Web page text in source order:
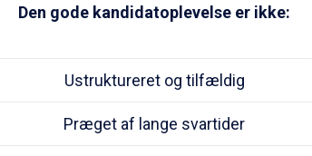
Den gode kandidatoplevelse er ikke:
Ustruktureret og tilfældig
Præget af lange svartider